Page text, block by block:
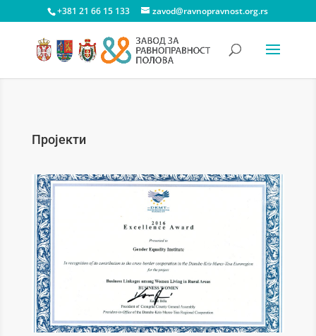
+381 21 66 15 133 zavod@ravnopravnost.org.rs
Пројекти